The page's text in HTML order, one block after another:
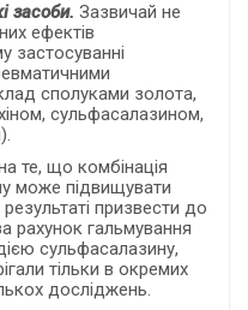
засоби. Зазвичай не
ефектів
застосуванні
сполуками золота,
сульфасалазином,
те, що комбінація
може підвищувати
призвести до
рахунок гальмування
сульфасалазину,
тільки в окремих
досліджень.